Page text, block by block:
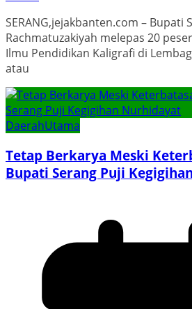
SERANG,jejakbanten.com – Bupati
Rachmatuzakiyah melepas 20
Ilmu Pendidikan Kaligrafi di
atau
DaerahUtama
Tetap Berkarya Meski
Bupati Serang Puji